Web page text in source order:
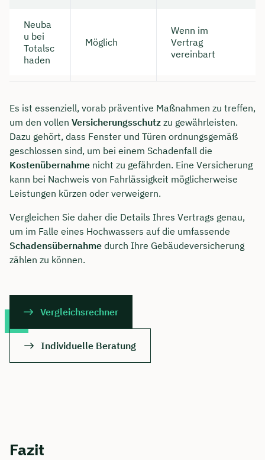
Neuba
u bei
Totalsc
haden
Möglich
Wenn im
Vertrag
vereinbart
Es ist essenziell, vorab präventive Maßnahmen zu treffen,
um den vollen Versicherungsschutz zu gewährleisten.
Dazu gehört, dass Fenster und Türen ordnungsgemäß
geschlossen sind, um bei einem Schadenfall die
Kostenübernahme nicht zu gefährden. Eine Versicherung
kann bei Nachweis von Fahrlässigkeit möglicherweise
Leistungen kürzen oder verweigern.
Vergleichen Sie daher die Details Ihres Vertrags genau,
um im Falle eines Hochwassers auf die umfassende
Schadensübernahme durch Ihre Gebäudeversicherung
zählen zu können.
Vergleichsrechner
Individuelle Beratung
Fazit